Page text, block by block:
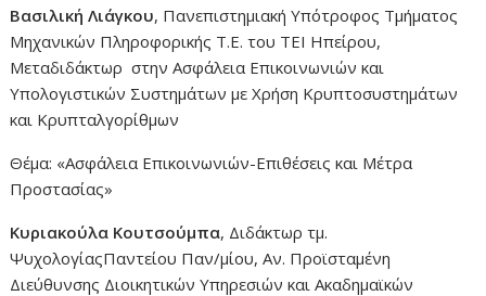
Βασιλική Λιάγκου, Πανεπιστημιακή Υπότροφος Τμήματος
Μηχανικών Πληροφορικής Τ.Ε. του ΤΕΙ Ηπείρου,
Μεταδιδάκτωρ στην Ασφάλεια Επικοινωνιών και
Υπολογιστικών Συστημάτων με Χρήση Κρυπτοσυστημάτων
και Κρυπταλγορίθμων
Θέμα: «Ασφάλεια Επικοινωνιών-Επιθέσεις και Μέτρα
Προστασίας»
Κυριακούλα Κουτσούμπα, Διδάκτωρ τμ.
ΨυχολογίαςΠαντείου Παν/μίου, Αν. Προϊσταμένη
Διεύθυνσης Διοικητικών Υπηρεσιών και Ακαδημαϊκών